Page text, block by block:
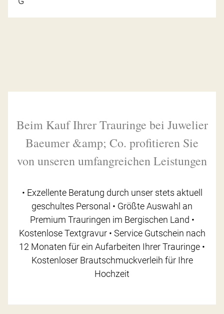
Beim Kauf Ihrer Trauringe bei Juwelier
Baeumer &amp; Co. profitieren Sie
von unseren umfangreichen Leistungen
• Exzellente Beratung durch unser stets aktuell
geschultes Personal • Größte Auswahl an
Premium Trauringen im Bergischen Land •
Kostenlose Textgravur • Service Gutschein nach
12 Monaten für ein Aufarbeiten Ihrer Trauringe •
Kostenloser Brautschmuckverleih für Ihre
Hochzeit